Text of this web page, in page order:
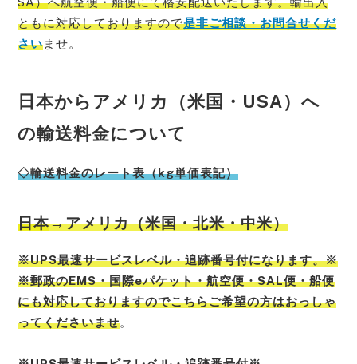
ともに対応しておりますので是非ご相談・お問合せくだ
さいませ。
日本からアメリカ（米国・USA）へ
の輸送料金について
◇輸送料金のレート表（kg単価表記）
日本→アメリカ（米国・北米・中米）
※UPS最速サービスレベル・追跡番号付になります。※
※郵政のEMS・国際eパケット・航空便・SAL便・船便
にも対応しておりますのでこちらご希望の方はおっしゃ
ってくださいませ。